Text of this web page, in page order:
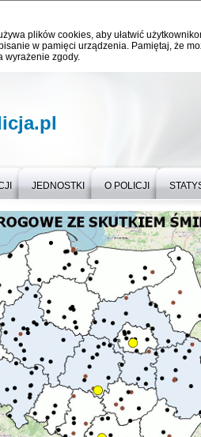
plików cookies, aby ułatwić
w pamięci urządzenia. Pamiętaj, że
wyrażenie zgody.
JEDNOSTKI O POLICJI